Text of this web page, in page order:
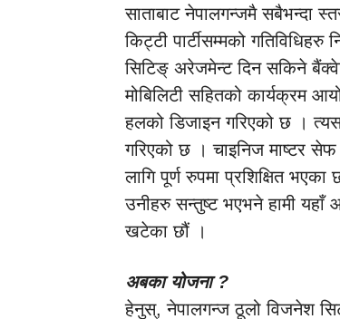
साताबाट नेपालगन्जमै सबैभन्दा
किट्टी पार्टीसम्मको
सिटिङ् अरेजमेन्ट दिन सकिने
मोबिलिटी सहितको कार्यक्रम
हलको डिजाइन गरिएको छ ।
गरिएको छ । चाइनिज माष्टर
लागि पूर्ण रुपमा प्रशिक्षित
उनीहरु सन्तुष्ट भएभने हामी यहाँ
खटेका छौं ।
अबका योजना ?
हेनुस्, नेपालगन्ज ठूलो विजनेश